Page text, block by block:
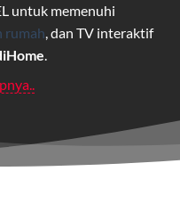
untuk memenuhi
rumah , dan TV interaktif
untuk
konektivitas dan